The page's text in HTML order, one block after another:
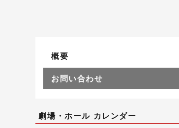
概要
お問い合わせ
劇場・ホール カレンダー